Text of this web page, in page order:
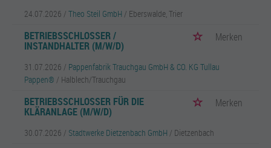
24.07.2026 / Theo Steil GmbH / Eberswalde, Trier
BETRIEBSSCHLOSSER /
INSTANDHALTER (M/W/D)
Merken
31.07.2026 / Pappenfabrik Trauchgau GmbH & CO. KG Tullau
Pappen® / Halblech/Trauchgau
BETRIEBSSCHLOSSER FÜR DIE
KLÄRANLAGE (M/W/D)
Merken
30.07.2026 / Stadtwerke Dietzenbach GmbH / Dietzenbach